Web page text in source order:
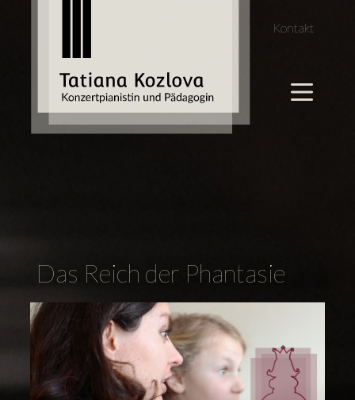
Kontakt
Das Reich der Phantasie